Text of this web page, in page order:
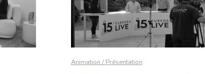
Animation / Présentation